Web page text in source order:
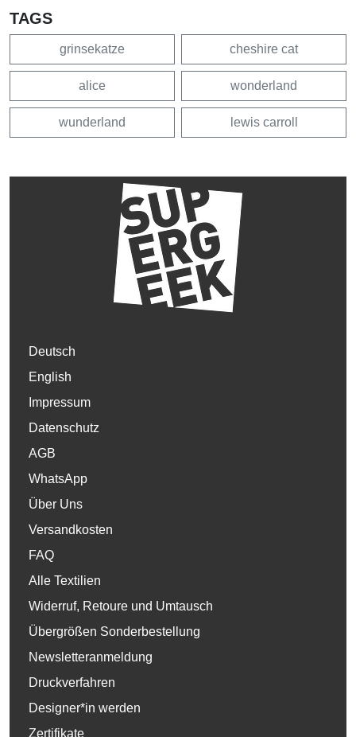
TAGS
grinsekatze cheshire cat
alice wonderland
wunderland lewis carroll
Deutsch
English
Impressum
Datenschutz
AGB
WhatsApp
Über Uns
Versandkosten
FAQ
Alle Textilien
Widerruf, Retoure und Umtausch
Übergrößen Sonderbestellung
Newsletteranmeldung
Druckverfahren
Designer*in werden
Zertifikate